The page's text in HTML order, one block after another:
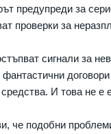
предупреди за
проверки за
сигнали за
фантастични
И това не е
че подобни
Ал.